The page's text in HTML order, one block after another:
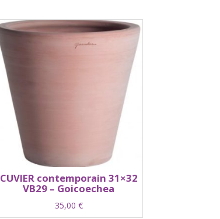
CUVIER contemporain 31×32
VB29 – Goicoechea
35,00 €